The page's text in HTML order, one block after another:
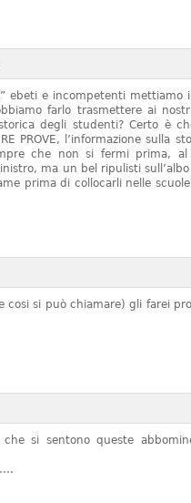
ebeti e incompetenti mettiamo
farlo trasmettere ai
degli studenti? Certo è
PROVE, l’informazione
che non si fermi prima,
ma un bel ripulisti
prima di collocarli nelle
cosi si può chiamare) gli farei
si sentono queste